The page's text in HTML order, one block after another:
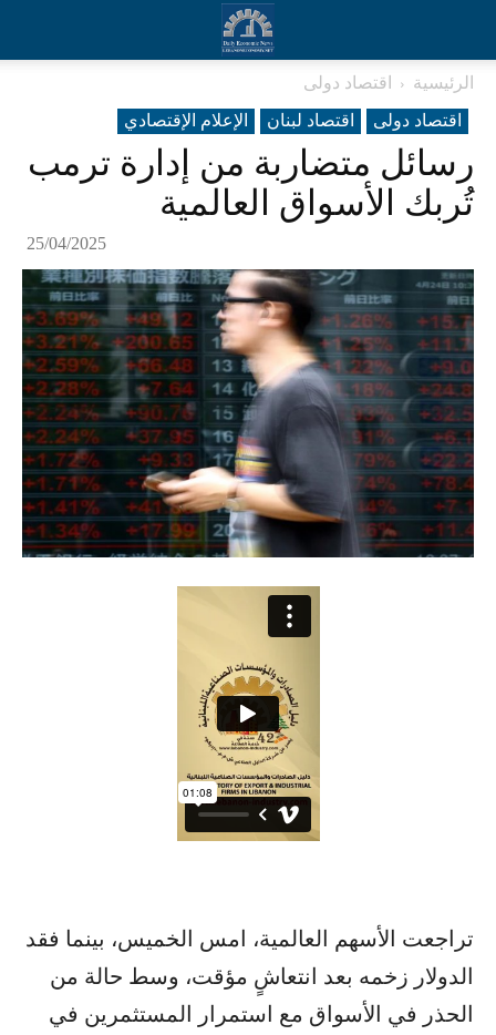
الرئيسية
اقتصاد دولی
اقتصاد دولی
اقتصاد لبنان الإعلام الإقتصادي
رسائل متضاربة من إدارة ترمب
تُربك الأسواق العالمية
25/04/2025
تراجعت الأسهم العالمية، امس الخميس، بينما فقد
الدولار زخمه بعد انتعاشٍ مؤقت، وسط حالة من
الحذر في الأسواق مع استمرار المستثمرين في